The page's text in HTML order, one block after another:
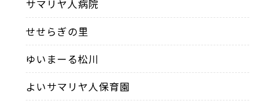
サマリヤ人病院
せせらぎの里
ゆいまーる松川
よいサマリヤ人保育園